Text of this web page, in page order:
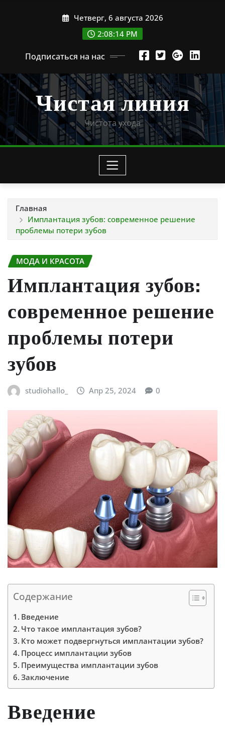
Четверг, 6 августа 2026
2:08:16 PM
Подписаться на нас
Чистая линия
Чистота ухода
Главная
Имплантация зубов: современное решение
проблемы потери зубов
МОДА И КРАСОТА
Имплантация зубов:
современное решение
проблемы потери
зубов
studiohallo_ Апр 25, 2024 0
Содержание
Введение
Что такое имплантация зубов?
Кто может подвергнуться имплантации зубов?
Процесс имплантации зубов
Преимущества имплантации зубов
Заключение
Введение